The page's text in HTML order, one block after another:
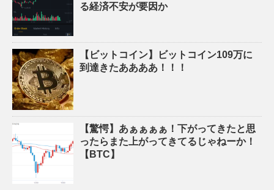
る経済不安が要因か
【ビットコイン】ビットコイン109万に
到達きたああああ！！！
【驚愕】あぁぁぁぁ！下がってきたと思
ったらまた上がってきてるじゃねーか！
【BTC】